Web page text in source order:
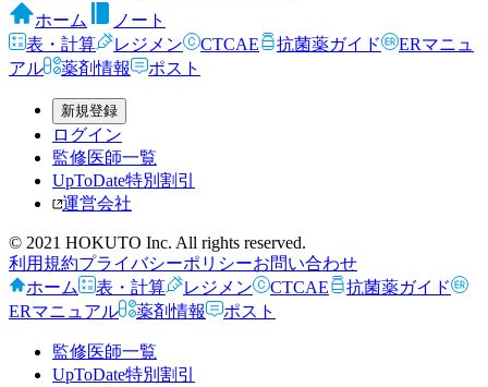
ホーム
ノート
表・計算
レジメン CTCAE 抗菌薬ガイド
ERマニュ
アル
薬剤情報 ポスト
新規登録
ログイン
監修医師一覧
UpToDate特別割引
運営会社
© 2021 HOKUTO Inc. All rights reserved.
利用規約プライバシーポリシーお問い合わせ
ホーム
表・計算 レジメン CTCAE
抗菌薬ガイド
ERマニュアル
薬剤情報 ポスト
監修医師一覧
UpToDate特別割引